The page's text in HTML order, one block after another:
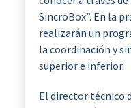
SincroBox”. En la
realizarán un
la coordinación y
superior e inferior.
El director técnico